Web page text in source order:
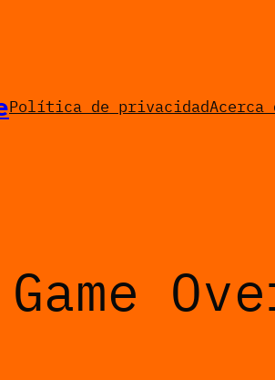
Política de privacidadAcerca